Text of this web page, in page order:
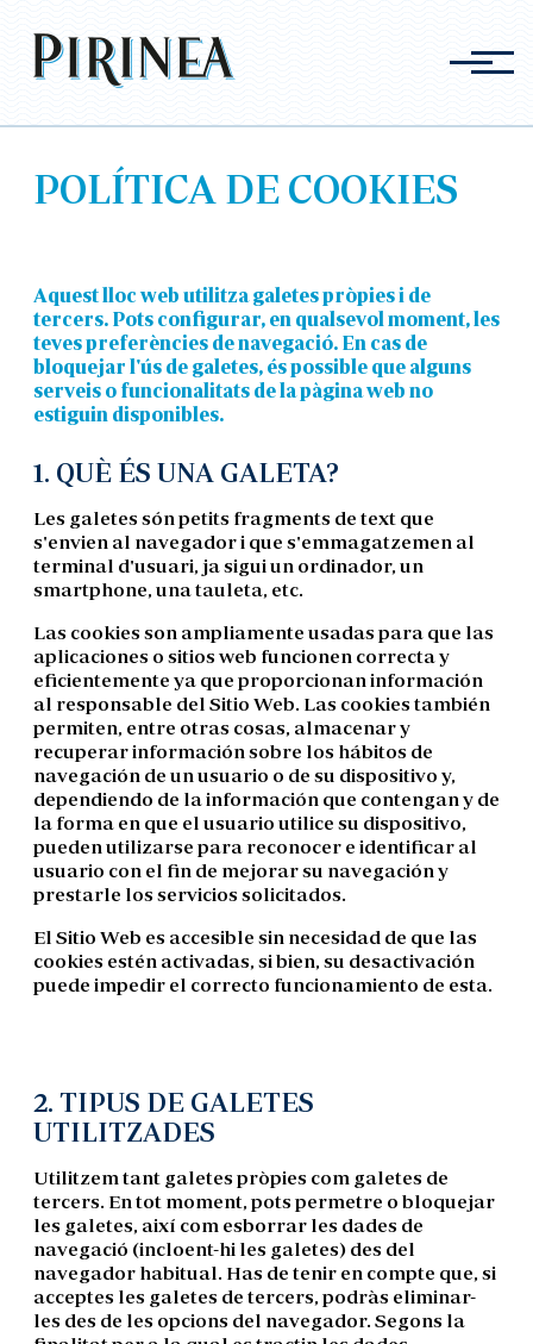
contingut
POLÍTICA DE COOKIES
Aquest lloc web utilitza galetes pròpies i de
tercers. Pots configurar, en qualsevol moment, les
teves preferències de navegació. En cas de
bloquejar l'ús de galetes, és possible que alguns
serveis o funcionalitats de la pàgina web no
estiguin disponibles.
1. QUÈ ÉS UNA GALETA?
Les galetes són petits fragments de text que
s'envien al navegador i que s'emmagatzemen al
terminal d'usuari, ja sigui un ordinador, un
smartphone, una tauleta, etc.
Las cookies son ampliamente usadas para que las
aplicaciones o sitios web funcionen correcta y
eficientemente ya que proporcionan información
al responsable del Sitio Web. Las cookies también
permiten, entre otras cosas, almacenar y
recuperar información sobre los hábitos de
navegación de un usuario o de su dispositivo y,
dependiendo de la información que contengan y de
la forma en que el usuario utilice su dispositivo,
pueden utilizarse para reconocer e identificar al
usuario con el fin de mejorar su navegación y
prestarle los servicios solicitados.
El Sitio Web es accesible sin necesidad de que las
cookies estén activadas, si bien, su desactivación
puede impedir el correcto funcionamiento de esta.
2. TIPUS DE GALETES
UTILITZADES
Utilitzem tant galetes pròpies com galetes de
tercers. En tot moment, pots permetre o bloquejar
les galetes, així com esborrar les dades de
navegació (incloent-hi les galetes) des del
navegador habitual. Has de tenir en compte que, si
acceptes les galetes de tercers, podràs eliminar-
les des de les opcions del navegador. Segons la